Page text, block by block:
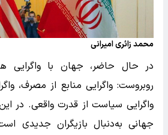
محمد زائری امیرانی
در حال حاضر، جهان با
روبروست: واگرایی منابع از مصرف،
واگرایی سیاست از قدرت واقعی. در
جهانی به‌دنبال بازیگران جدیدی